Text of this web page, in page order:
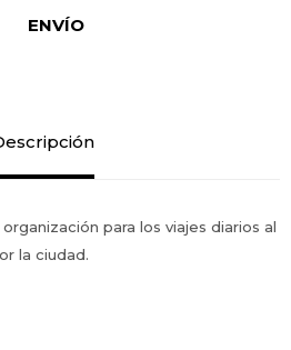
ENVÍO
para los viajes diarios al
la ciudad.